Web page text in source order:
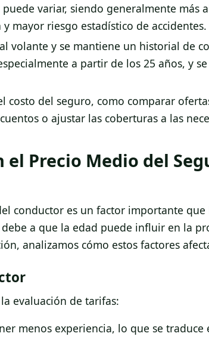
variar, siendo generalmente más
mayor riesgo estadístico de accidentes.
volante y se mantiene un historial de
a partir de los 25 años, y
costo del seguro, como comparar
o ajustar las coberturas a las
Precio Medio del
conductor es un factor importante que
a que la edad puede influir en la
analizamos cómo estos factores
evaluación de tarifas:
menos experiencia, lo que se